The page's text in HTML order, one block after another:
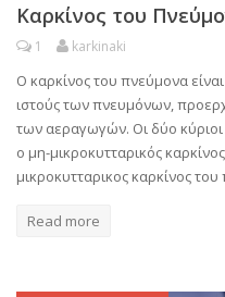
Καρκίνος του
1 karkinaki
Ο καρκίνος του πνεύμονα
ιστούς των πνευμόνων,
των αεραγωγών. Οι δύο κύριοι
ο μη-μικροκυτταρικός
μικροκυτταρικος καρκίνος
Read more